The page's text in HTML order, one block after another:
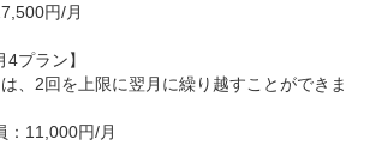
円/月
4プラン】
、2回を上限に翌月に繰り越すことができま
：11,000円/月